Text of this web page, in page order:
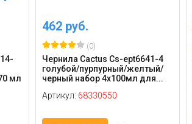
мл
462 руб.
(0)
Чернила Cactus Cs-ept6641-4
голубой/пурпурный/желтый/
черный набор 4x100мл для...
Артикул: 68330550